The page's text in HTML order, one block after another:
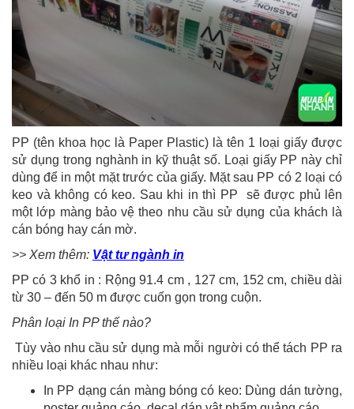
PP (tên khoa học là Paper Plastic) là tên 1 loại giấy được
sử dụng trong nghành in kỹ thuật số. Loại giấy PP này chỉ
dùng để in một mặt trước của giấy. Mặt sau PP có 2 loại có
keo và không có keo. Sau khi in thì PP sẽ được phủ lên
một lớp màng bảo vệ theo nhu cầu sử dụng của khách là
cán bóng hay cán mờ.
>> Xem thêm: Vật tư ngành in
PP có 3 khổ in : Rộng 91.4 cm , 127 cm, 152 cm, chiều dài
từ 30 – đến 50 m được cuốn gọn trong cuộn.
Phân loại In PP thế nào?
Tùy vào nhu cầu sử dụng mà mỗi người có thể tách PP ra
nhiều loại khác nhau như:
In PP dạng cán màng bóng có keo: Dùng dán tường,